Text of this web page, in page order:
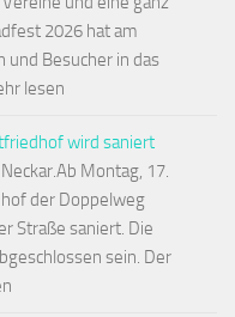
2026 hat am
und Besucher in das
lesen
wird saniert
Montag, 17.
der Doppelweg
Straße saniert. Die
sein. Der